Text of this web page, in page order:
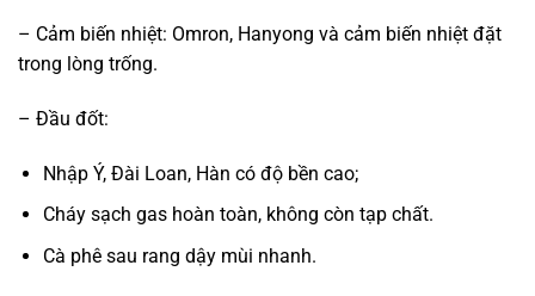
– Cảm biến nhiệt: Omron, Hanyong và cảm biến nhiệt đặt
trong lòng trống.
– Đầu đốt:
Nhập Ý, Đài Loan, Hàn có độ bền cao;
Cháy sạch gas hoàn toàn, không còn tạp chất.
Cà phê sau rang dậy mùi nhanh.